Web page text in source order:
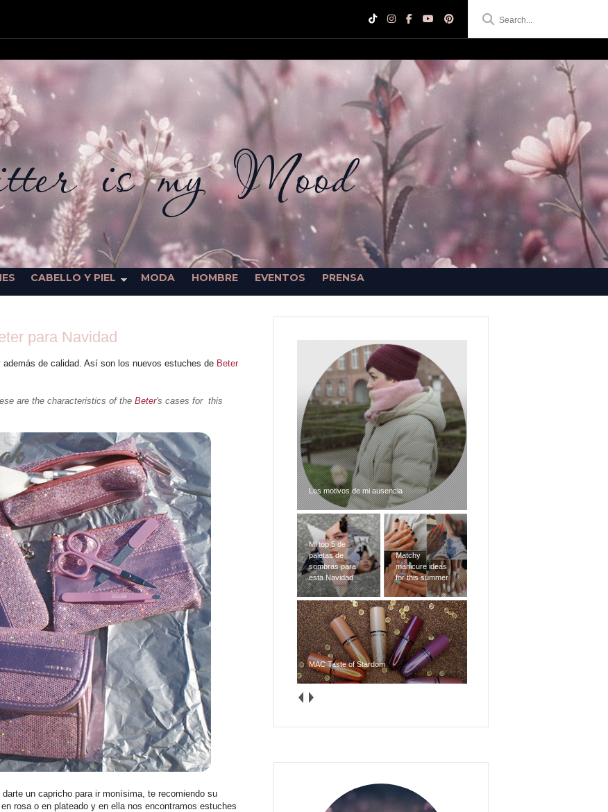
is my Mood
CABELLO Y PIEL MODA HOMBRE EVENTOS
PRENSA
para Navidad
de calidad. Así son los nuevos estuches de Beter
are the characteristics of the Beter's cases for this
un capricho para ir monísima, te recomiendo su
en rosa o en plateado y en ella nos encontramos estuches
Los motivos de mi ausencia
Mi top 5 de
paletas de
sombras para
esta Navidad
Matchy
manicure ideas
for this summer
MAC Taste of Stardom